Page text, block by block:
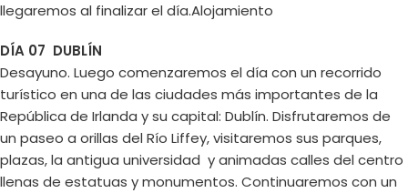
llegaremos al finalizar el día.Alojamiento
DÍA 07 DUBLÍN
Desayuno. Luego comenzaremos el día con un recorrido
turístico en una de las ciudades más importantes de la
República de Irlanda y su capital: Dublín. Disfrutaremos de
un paseo a orillas del Río Liffey, visitaremos sus parques,
plazas, la antigua universidad y animadas calles del centro
llenas de estatuas y monumentos. Continuaremos con un